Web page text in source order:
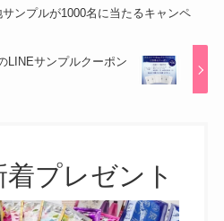
ンプルが1000名に当たるキャンペ
LINEサンプルクーポン
プレゼント